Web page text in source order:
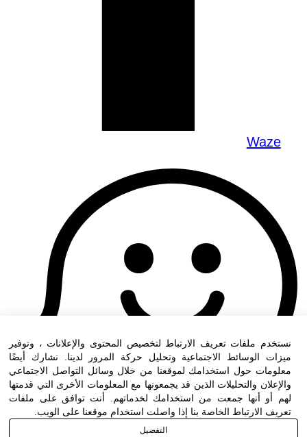
Waze
نستخدم ملفات تعريف الارتباط لتخصيص المحتوى والإعلانات ، وتوفير
ميزات الوسائط الاجتماعية وتحليل حركة المرور لدينا. نشارك أيضًا
معلومات حول استخدامك لموقعنا من خلال وسائل التواصل الاجتماعي
والإعلان والتحليلات الذين قد يجمعونها مع المعلومات الأخرى التي قدمتها
لهم أو أنها جمعت من استخدامك لخدماتهم. أنت توافق على ملفات
تعريف الارتباط الخاصة بنا إذا واصلت استخدام موقعنا على الويب.
التفضيل